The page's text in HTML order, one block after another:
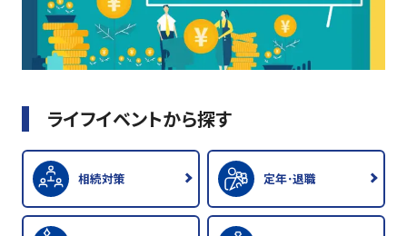
ライフイベントから探す
相続対策 定年･退職